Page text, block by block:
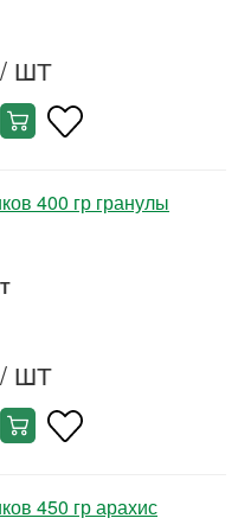
/ ШТ
400 гр гранулы
/ ШТ
450 гр арахис